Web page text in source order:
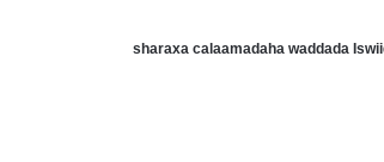
sharaxa calaamadaha waddada